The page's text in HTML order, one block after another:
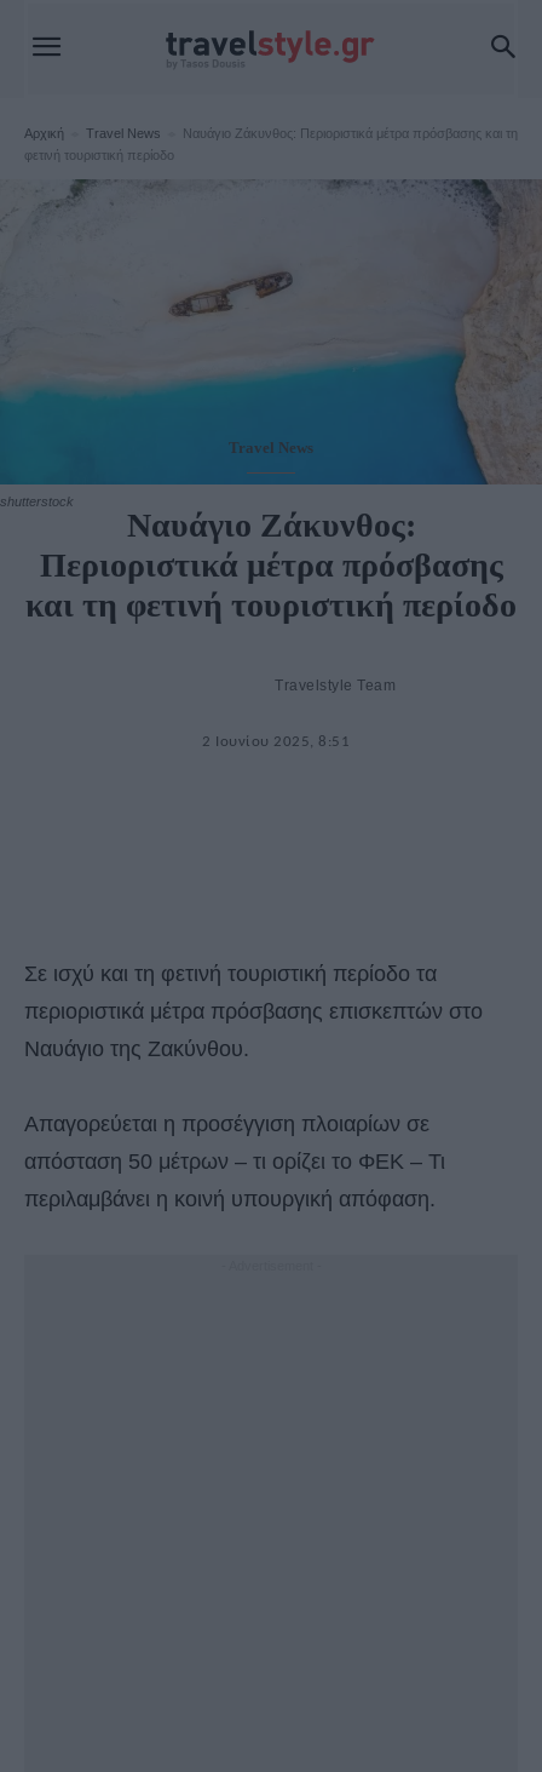
Αρχική Travel News
Ναυάγιο Ζάκυνθος: Περιοριστικά μέτρα πρόσβασης και τη
φετινή τουριστική περίοδο
shutterstock
Travel News
Ναυάγιο Ζάκυνθος:
Περιοριστικά μέτρα πρόσβασης
και τη φετινή τουριστική περίοδο
Travelstyle Team
2 Ιουνίου 2025, 8:51
Σε ισχύ και τη φετινή τουριστική περίοδο τα
περιοριστικά μέτρα πρόσβασης επισκεπτών στο
Ναυάγιο της Ζακύνθου.
Απαγορεύεται η προσέγγιση πλοιαρίων σε
απόσταση 50 μέτρων – τι ορίζει το ΦΕΚ – Τι
περιλαμβάνει η κοινή υπουργική απόφαση.